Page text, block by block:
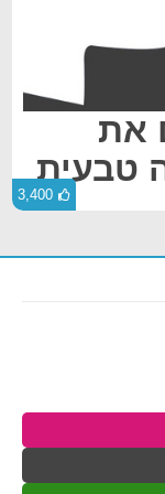
את
טבעית
3,400